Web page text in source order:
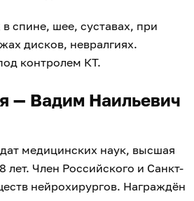
спине, шее, суставах, при
дисков, невралгиях.
контролем КТ.
— Вадим Наильевич
медицинских наук, высшая
лет. Член Российского и Санкт-
нейрохирургов. Награждён